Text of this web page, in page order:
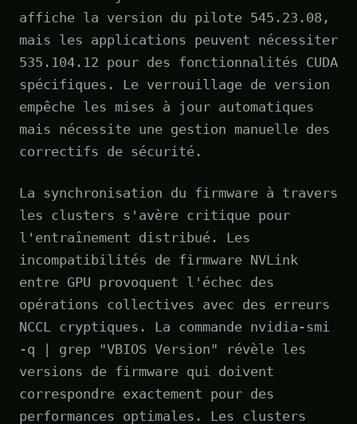
affiche la version du pilote 545.23.08,
mais les applications peuvent nécessiter
535.104.12 pour des fonctionnalités CUDA
spécifiques. Le verrouillage de version
empêche les mises à jour automatiques
mais nécessite une gestion manuelle des
correctifs de sécurité.
La synchronisation du firmware à travers
les clusters s'avère critique pour
l'entraînement distribué. Les
incompatibilités de firmware NVLink
entre GPU provoquent l'échec des
opérations collectives avec des erreurs
NCCL cryptiques. La commande nvidia-smi
-q | grep "VBIOS Version" révèle les
versions de firmware qui doivent
correspondre exactement pour des
performances optimales. Les clusters